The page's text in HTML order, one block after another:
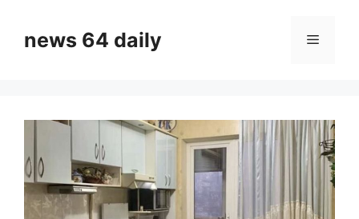
contentnews 64 daily Menu